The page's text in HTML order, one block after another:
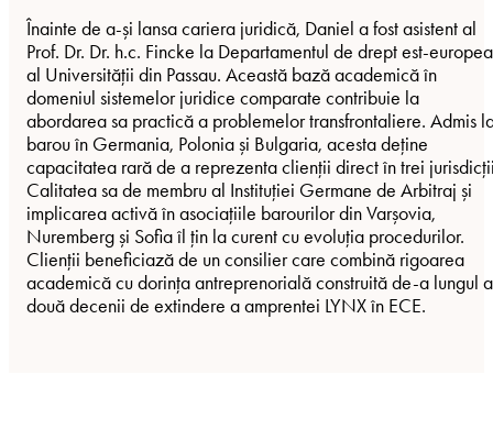
Înainte de a-și lansa cariera juridică, Daniel a fost asistent al
Prof. Dr. Dr. h.c. Fincke la Departamentul de drept est-
al Universității din Passau. Această bază academică în
domeniul sistemelor juridice comparate contribuie la
abordarea sa practică a problemelor transfrontaliere. Admis
barou în Germania, Polonia și Bulgaria, acesta deține
capacitatea rară de a reprezenta clienții direct în trei
Calitatea sa de membru al Instituției Germane de Arbitraj și
implicarea activă în asociațiile barourilor din Varșovia,
Nuremberg și Sofia îl țin la curent cu evoluția procedurilor.
Clienții beneficiază de un consilier care combină rigoarea
academică cu dorința antreprenorială construită de-a lungul a
două decenii de extindere a amprentei LYNX în ECE.